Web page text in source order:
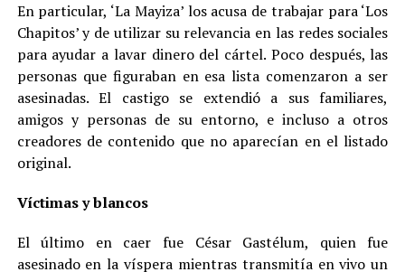
En particular, ‘La Mayiza’ los acusa de trabajar para ‘Los
Chapitos’ y de utilizar su relevancia en las redes sociales
para ayudar a lavar dinero del cártel. Poco después, las
personas que figuraban en esa lista comenzaron a ser
asesinadas. El castigo se extendió a sus familiares,
amigos y personas de su entorno, e incluso a otros
creadores de contenido que no aparecían en el listado
original.
Víctimas y blancos
El último en caer fue César Gastélum, quien fue
asesinado en la víspera mientras transmitía en vivo un